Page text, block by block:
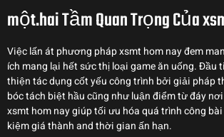
một.hai Tầm Quan Trọng Của
Việc lấn át phương pháp xsmt hom nay đem
ích mang lại hết sức thị loại game ăn uống. Đầu
thiện tác dụng cốt yếu công trình bởi giải pháp
bóc tách biệt hầu cũng như luận điểm từ đáy
xsmt hom nay giúp tối ưu hóa quá trình công
kiệm giá thành and thời gian ấn hạn.